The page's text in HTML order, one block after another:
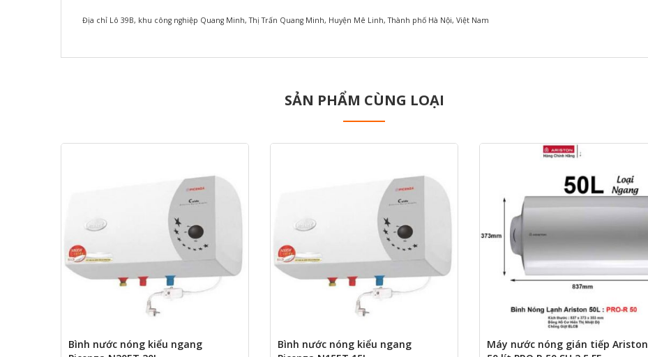
Địa chỉ Lô 39B, khu công nghiệp Quang Minh, Thị Trấn Quang Minh, Huyện Mê Linh, Thành phố Hà Nội, Việt Nam
SẢN PHẨM CÙNG LOẠI
Bình nước nóng kiểu ngang
Bình nước nóng kiểu ngang
Máy nước nóng gián tiếp Ariston